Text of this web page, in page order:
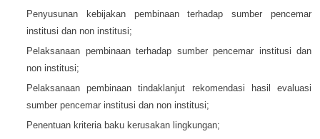
Penyusunan kebijakan pembinaan terhadap sumber pencemar
institusi dan non institusi;
Pelaksanaan pembinaan terhadap sumber pencemar institusi dan
non institusi;
Pelaksanaan pembinaan tindaklanjut rekomendasi hasil evaluasi
sumber pencemar institusi dan non institusi;
Penentuan kriteria baku kerusakan lingkungan;